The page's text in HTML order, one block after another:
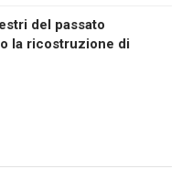
del passato
la ricostruzione di